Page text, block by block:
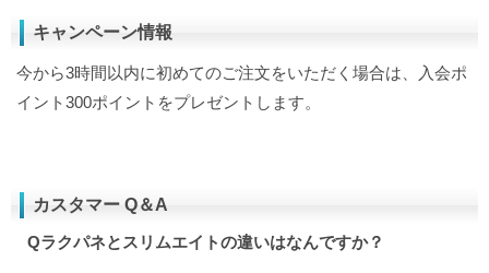
キャンペーン情報
今から3時間以内に初めてのご注文をいただく場合は、入会ポ
イント300ポイントをプレゼントします。
カスタマー Q＆A
Qラクパネとスリムエイトの違いはなんですか？